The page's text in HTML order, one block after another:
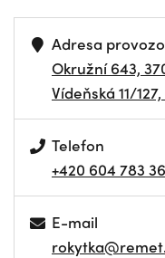
Adresa
Okružní 643,
Vídeňská 11/
Telefon
+420 604 783
E-mail